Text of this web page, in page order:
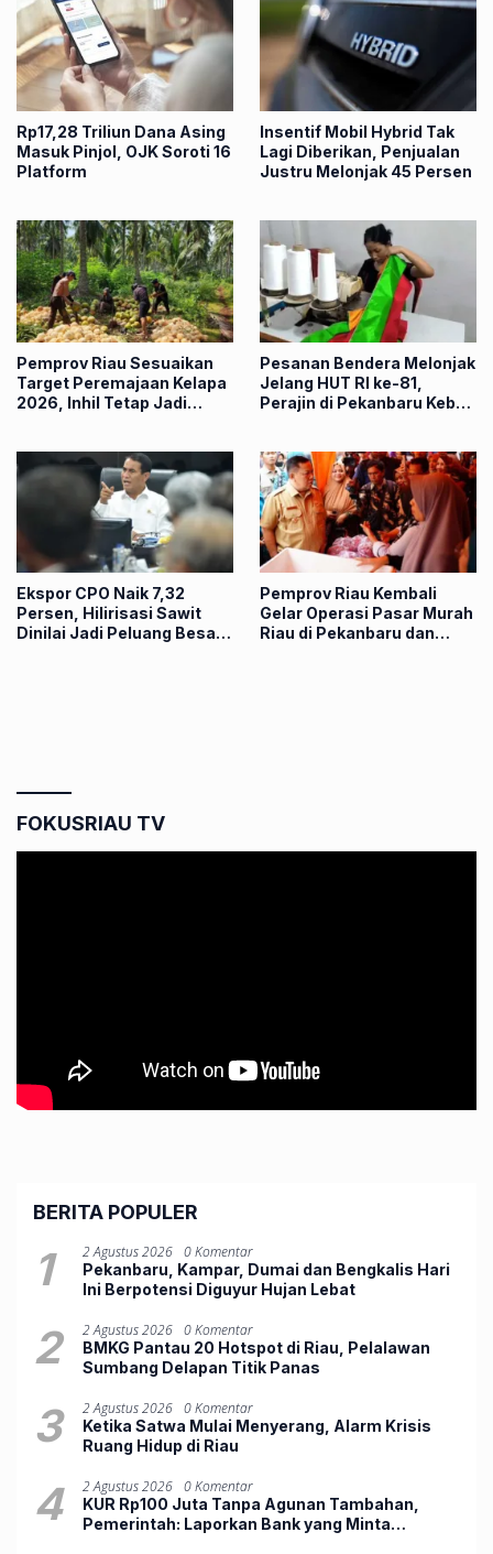
Rp17,28 Triliun Dana Asing
Masuk Pinjol, OJK Soroti 16
Platform
Insentif Mobil Hybrid Tak
Lagi Diberikan, Penjualan
Justru Melonjak 45 Persen
Pemprov Riau Sesuaikan
Target Peremajaan Kelapa
2026, Inhil Tetap Jadi
Pesanan Bendera Melonjak
Jelang HUT RI ke-81,
Perajin di Pekanbaru Kebut
Ekspor CPO Naik 7,32
Persen, Hilirisasi Sawit
Dinilai Jadi Peluang Besar
Pemprov Riau Kembali
Gelar Operasi Pasar Murah
Riau di Pekanbaru dan
FOKUSRIAU TV
BERITA POPULER
1 2 Agustus 2026 0 Komentar
Pekanbaru, Kampar, Dumai dan Bengkalis Hari
Ini Berpotensi Diguyur Hujan Lebat
2 2 Agustus 2026 0 Komentar
BMKG Pantau 20 Hotspot di Riau, Pelalawan
Sumbang Delapan Titik Panas
3 2 Agustus 2026 0 Komentar
Ketika Satwa Mulai Menyerang, Alarm Krisis
Ruang Hidup di Riau
4 2 Agustus 2026 0 Komentar
KUR Rp100 Juta Tanpa Agunan Tambahan,
Pemerintah: Laporkan Bank yang Minta